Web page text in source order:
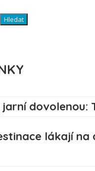
Hledat
lákají na